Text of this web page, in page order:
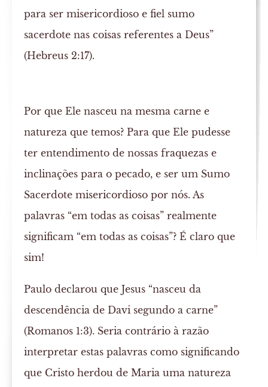
para ser misericordioso e fiel sumo
sacerdote nas coisas referentes a Deus”
(Hebreus 2:17).
Por que Ele nasceu na mesma carne e
natureza que temos? Para que Ele pudesse
ter entendimento de nossas fraquezas e
inclinações para o pecado, e ser um Sumo
Sacerdote misericordioso por nós. As
palavras “em todas as coisas” realmente
significam “em todas as coisas”? É claro que
sim!
Paulo declarou que Jesus “nasceu da
descendência de Davi segundo a carne”
(Romanos 1:3). Seria contrário à razão
interpretar estas palavras como significando
que Cristo herdou de Maria uma natureza